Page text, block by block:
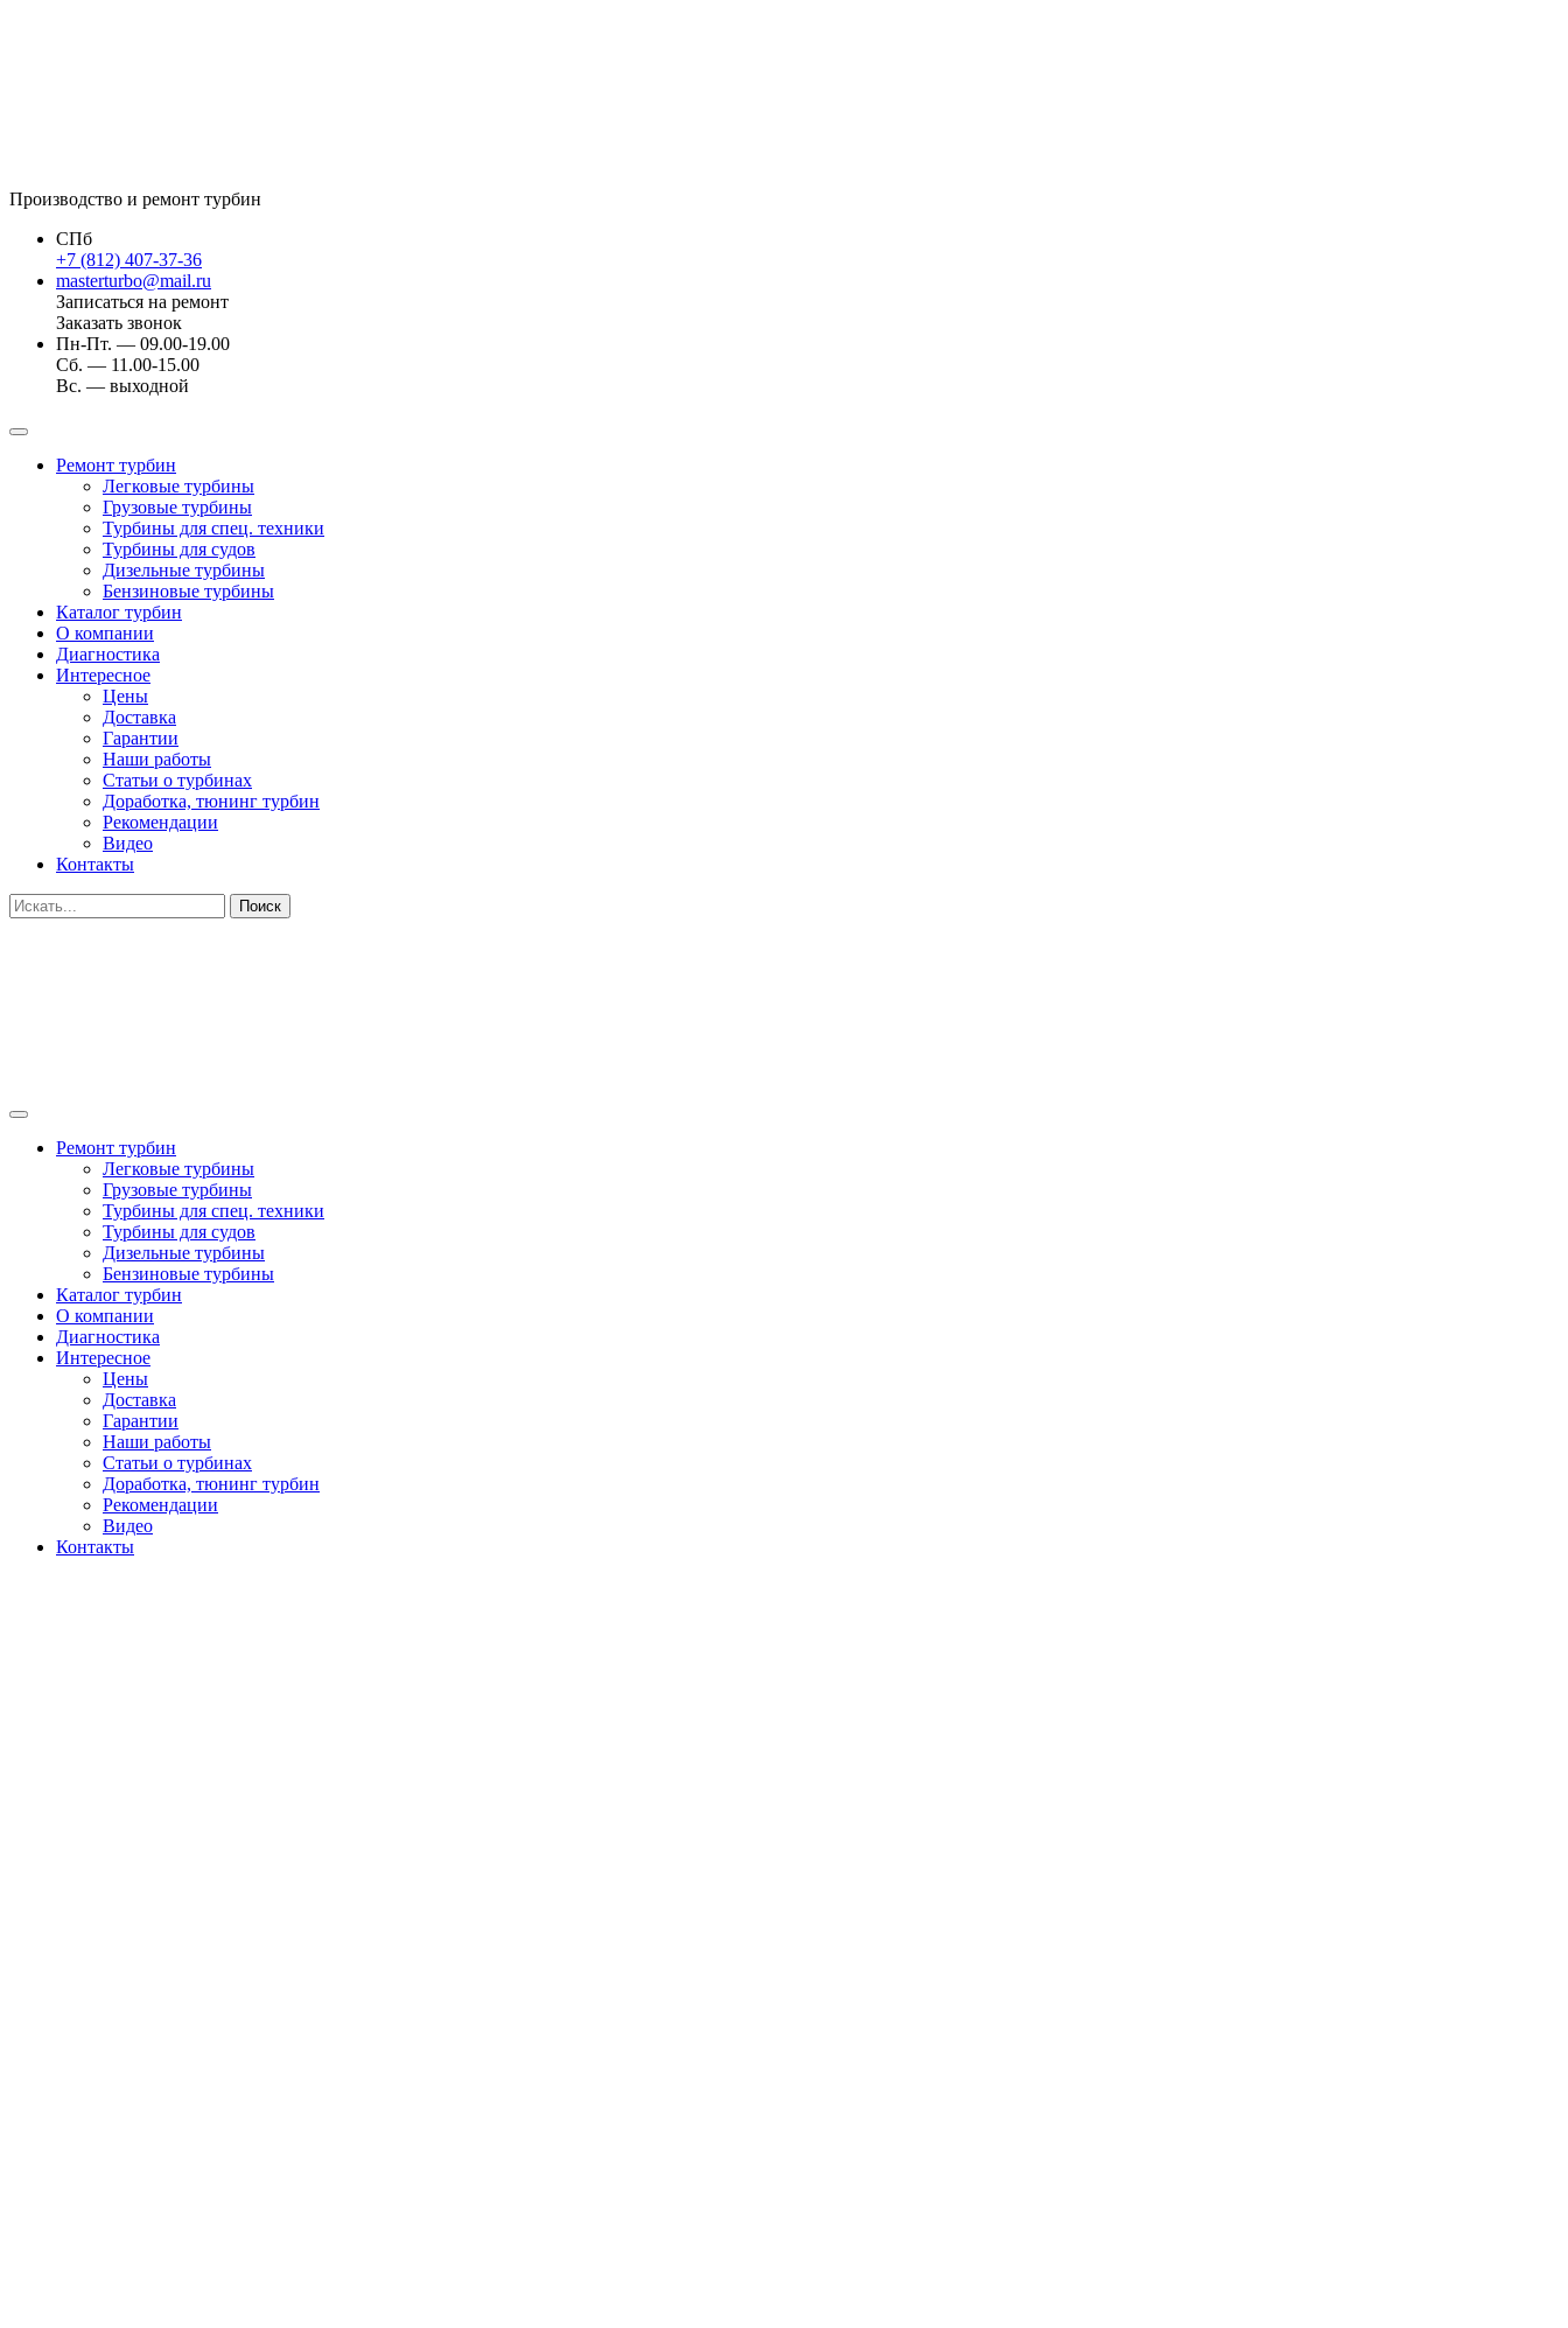
Производство и ремонт турбин
СПб
+7 (812) 407-37-36
masterturbo@mail.ru
Записаться на ремонт
Заказать звонок
Пн-Пт. — 09.00-19.00
Сб. — 11.00-15.00
Вс. — выходной
Ремонт турбин
Легковые турбины
Грузовые турбины
Турбины для спец. техники
Турбины для судов
Дизельные турбины
Бензиновые турбины
Каталог турбин
О компании
Диагностика
Интересное
Цены
Доставка
Гарантии
Наши работы
Статьи о турбинах
Доработка, тюнинг турбин
Рекомендации
Видео
Контакты
Поиск
Ремонт турбин
Легковые турбины
Грузовые турбины
Турбины для спец. техники
Турбины для судов
Дизельные турбины
Бензиновые турбины
Каталог турбин
О компании
Диагностика
Интересное
Цены
Доставка
Гарантии
Наши работы
Статьи о турбинах
Доработка, тюнинг турбин
Рекомендации
Видео
Контакты